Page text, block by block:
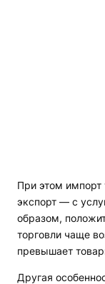
При этом импорт
экспорт — с
образом,
торговли чаще
превышает
Другая